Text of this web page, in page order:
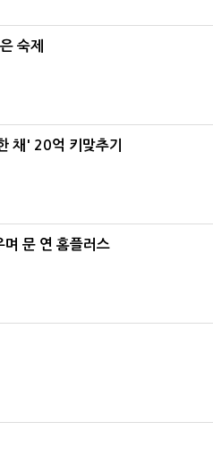
숙제
채' 20억 키맞추기
문 연 홈플러스